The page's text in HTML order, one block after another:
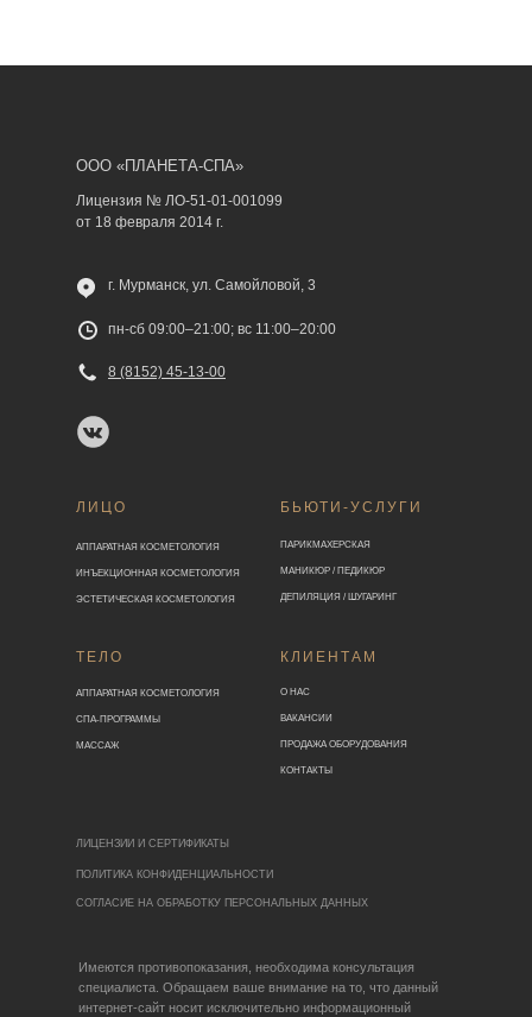
АППАРАТНАЯ КОСМЕТОЛОГИЯ
АППАРАТНАЯ КОСМЕТОЛОГИЯ
ПАРИКМАХЕРСКАЯ
ИНЪЕКЦИОННАЯ КОСМЕТОЛОГИЯ
СПА-ПРОГРАММЫ
МАНИКЮР / ПЕДИКЮР
ЭСТЕТИЧЕСКАЯ КОСМЕТОЛОГИЯ
МАССАЖ
ДЕПИЛЯЦИЯ / ШУГАРИНГ
ЛИЦО
ТЕЛО
БЬЮТИ-УСЛУГИ
СОГЛАСИЕ НА ОБРАБОТКУ ПЕРСОНАЛЬНЫХ ДАННЫХ
ПОЛИТИКА КОНФИДЕНЦИАЛЬНОСТИ
ЛИЦЕНЗИИ И СЕРТИФИКАТЫ
ООО «ПЛАНЕТА-СПА»
Имеются противопоказания, необходима консультация
специалиста. Обращаем ваше внимание на то, что данный
интернет-сайт носит исключительно информационный
Лицензия № ЛО-51-01-001099
от 18 февраля 2014 г.
г. Мурманск, ул. Самойловой, 3
8 (8152) 45-13-00
пн-сб 09:00–21:00; вс 11:00–20:00
КЛИЕНТАМ
О НАС
ВАКАНСИИ
ПРОДАЖА ОБОРУДОВАНИЯ
КОНТАКТЫ